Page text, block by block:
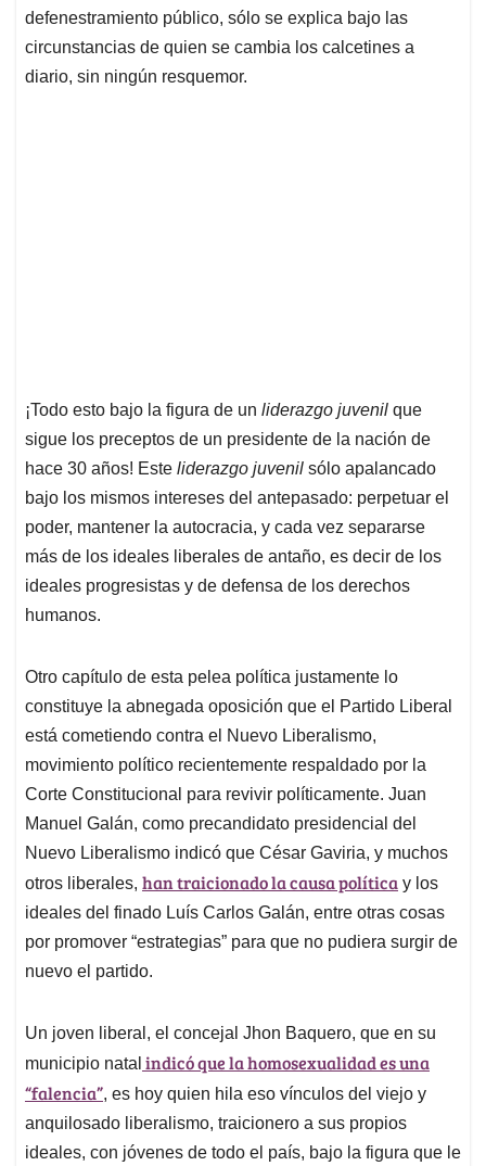
defenestramiento público, sólo se explica bajo las
circunstancias de quien se cambia los calcetines a
diario, sin ningún resquemor.
¡Todo esto bajo la figura de un liderazgo juvenil que
sigue los preceptos de un presidente de la nación de
hace 30 años! Este liderazgo juvenil sólo apalancado
bajo los mismos intereses del antepasado: perpetuar el
poder, mantener la autocracia, y cada vez separarse
más de los ideales liberales de antaño, es decir de los
ideales progresistas y de defensa de los derechos
humanos.
Otro capítulo de esta pelea política justamente lo
constituye la abnegada oposición que el Partido Liberal
está cometiendo contra el Nuevo Liberalismo,
movimiento político recientemente respaldado por la
Corte Constitucional para revivir políticamente. Juan
Manuel Galán, como precandidato presidencial del
Nuevo Liberalismo indicó que César Gaviria, y muchos
otros liberales, han traicionado la causa política y los
ideales del finado Luís Carlos Galán, entre otras cosas
por promover “estrategias” para que no pudiera surgir de
nuevo el partido.
Un joven liberal, el concejal Jhon Baquero, que en su
municipio natal indicó que la homosexualidad es una
“falencia”, es hoy quien hila eso vínculos del viejo y
anquilosado liberalismo, traicionero a sus propios
ideales, con jóvenes de todo el país, bajo la figura que le